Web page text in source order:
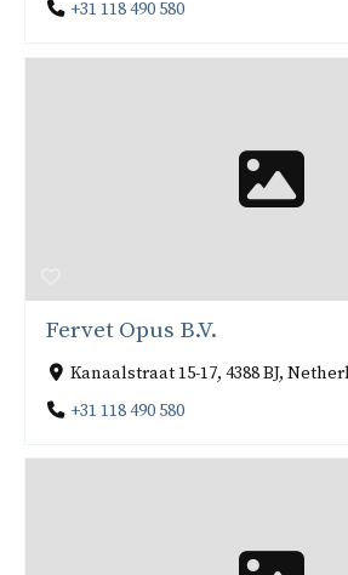
+31 118 490 580
Fervet Opus B.V.
Kanaalstraat 15-17, 4388 BJ,
+31 118 490 580